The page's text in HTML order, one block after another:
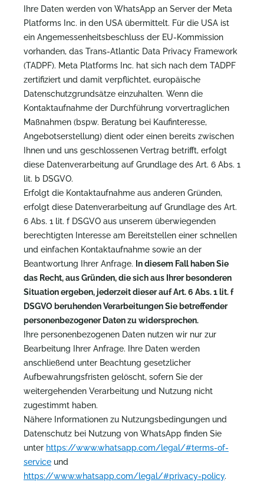
Ihre Daten werden von WhatsApp an Server der Meta
Platforms Inc. in den USA übermittelt. Für die USA ist
ein Angemessenheitsbeschluss der EU-Kommission
vorhanden, das Trans-Atlantic Data Privacy Framework
(TADPF). Meta Platforms Inc. hat sich nach dem TADPF
zertifiziert und damit verpflichtet, europäische
Datenschutzgrundsätze einzuhalten. Wenn die
Kontaktaufnahme der Durchführung vorvertraglichen
Maßnahmen (bspw. Beratung bei Kaufinteresse,
Angebotserstellung) dient oder einen bereits zwischen
Ihnen und uns geschlossenen Vertrag betrifft, erfolgt
diese Datenverarbeitung auf Grundlage des Art. 6 Abs. 1
lit. b DSGVO.
Erfolgt die Kontaktaufnahme aus anderen Gründen,
erfolgt diese Datenverarbeitung auf Grundlage des Art.
6 Abs. 1 lit. f DSGVO aus unserem überwiegenden
berechtigten Interesse am Bereitstellen einer schnellen
und einfachen Kontaktaufnahme sowie an der
Beantwortung Ihrer Anfrage. In diesem Fall haben Sie
das Recht, aus Gründen, die sich aus Ihrer besonderen
Situation ergeben, jederzeit dieser auf Art. 6 Abs. 1 lit. f
DSGVO beruhenden Verarbeitungen Sie betreffender
personenbezogener Daten zu widersprechen.
Ihre personenbezogenen Daten nutzen wir nur zur
Bearbeitung Ihrer Anfrage. Ihre Daten werden
anschließend unter Beachtung gesetzlicher
Aufbewahrungsfristen gelöscht, sofern Sie der
weitergehenden Verarbeitung und Nutzung nicht
zugestimmt haben.
Nähere Informationen zu Nutzungsbedingungen und
Datenschutz bei Nutzung von WhatsApp finden Sie
unter https://www.whatsapp.com/legal/#terms-of-
service und
https://www.whatsapp.com/legal/#privacy-policy.